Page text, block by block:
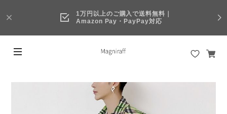
1万円以上のご購入で送料無料｜
Amazon Pay・PayPay対応